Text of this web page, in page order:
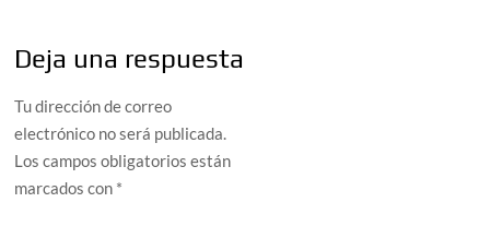
Deja una respuesta
Tu dirección de correo
electrónico no será publicada.
Los campos obligatorios están
marcados con *